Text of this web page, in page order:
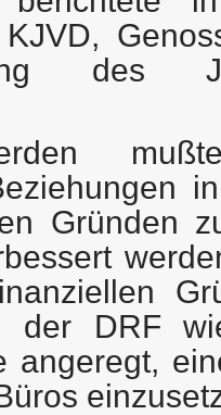
des
Gründen
der DRF
angeregt,